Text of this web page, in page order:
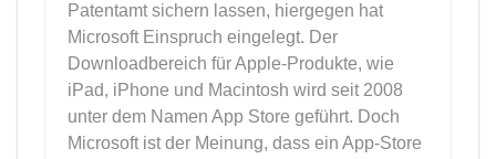
Patentamt sichern lassen, hiergegen hat
Microsoft Einspruch eingelegt. Der
Downloadbereich für Apple-Produkte, wie
iPad, iPhone und Macintosh wird seit 2008
unter dem Namen App Store geführt. Doch
Microsoft ist der Meinung, dass ein App-Store